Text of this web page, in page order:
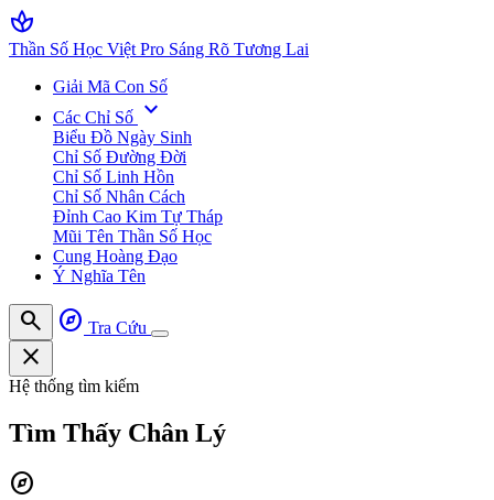
spa
Thần Số Học Việt Pro Sáng Rõ Tương Lai
Giải Mã Con Số
Các Chỉ Số expand_more
Biểu Đồ Ngày Sinh
Chỉ Số Đường Đời
Chỉ Số Linh Hồn
Chỉ Số Nhân Cách
Đỉnh Cao Kim Tự Tháp
Mũi Tên Thần Số Học
Cung Hoàng Đạo
Ý Nghĩa Tên
search explore Tra Cứu
close
Hệ thống tìm kiếm
Tìm Thấy Chân Lý
explore